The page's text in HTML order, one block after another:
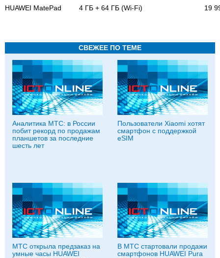
HUAWEI MatePad 4 ГБ + 64 ГБ (Wi-Fi) 19
СВЕЖЕЕ ПО ТЕМЕ
Аналитика МТС: в России
побит рекорд по продажам
планшетов за последние
шесть лет
Пользователи Xiaomi хотят
смартфон с поддержкой
eSIM
МТС открыла предзаказ на
умные часы HUAWEI
В МТС стартовали продажи
смартфонов HUAWEI Pura